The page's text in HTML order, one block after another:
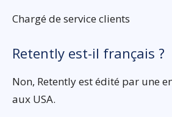
Chargé de service clients
Retently est-il français ?
Non, Retently est édité par une
aux USA.